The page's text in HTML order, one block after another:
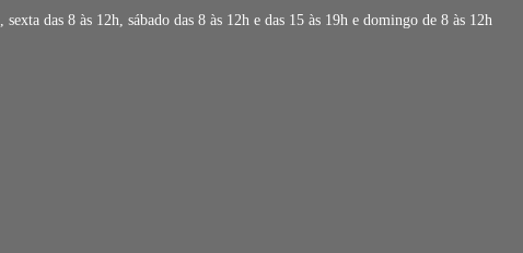
das 8 às 12h, sábado das 8 às 12h e das 15 às 19h e domingo de 8 às 12h